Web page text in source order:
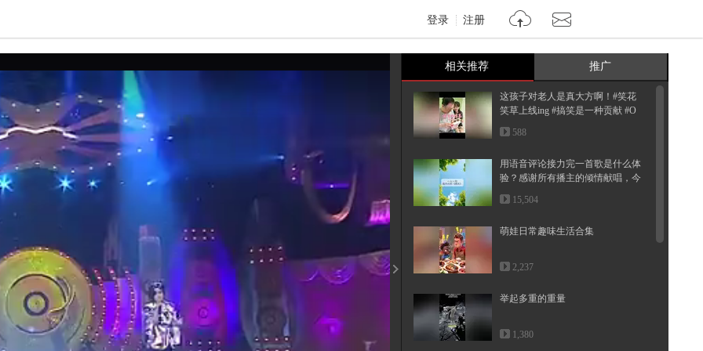
登录 注册
亮度
饱和度
相关推荐 推广
这孩子对老人是真大方啊！#笑花
笑草上线ing #搞笑是一种贡献 #O
MG...
588
用语音评论接力完一首歌是什么体
验？感谢所有播主的倾情献唱，今
天...
15,504
萌娃日常趣味生活合集
2,237
举起多重的重量
1,380